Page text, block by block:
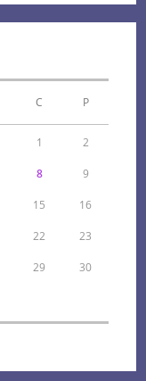
C P
1 2
8 9
15 16
22 23
29 30